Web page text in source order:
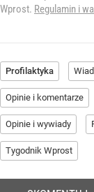
Wprost. Regulamin i
Profilaktyka
Opinie i komentarze
Opinie i wywiady
Tygodnik Wprost